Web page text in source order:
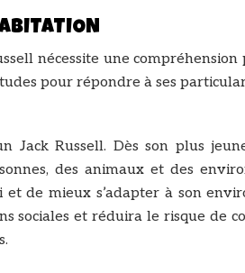
nécessite une compréhension
pour répondre à ses
Jack Russell. Dès son plus
des animaux et des
de mieux s’adapter à son
sociales et réduira le risque de